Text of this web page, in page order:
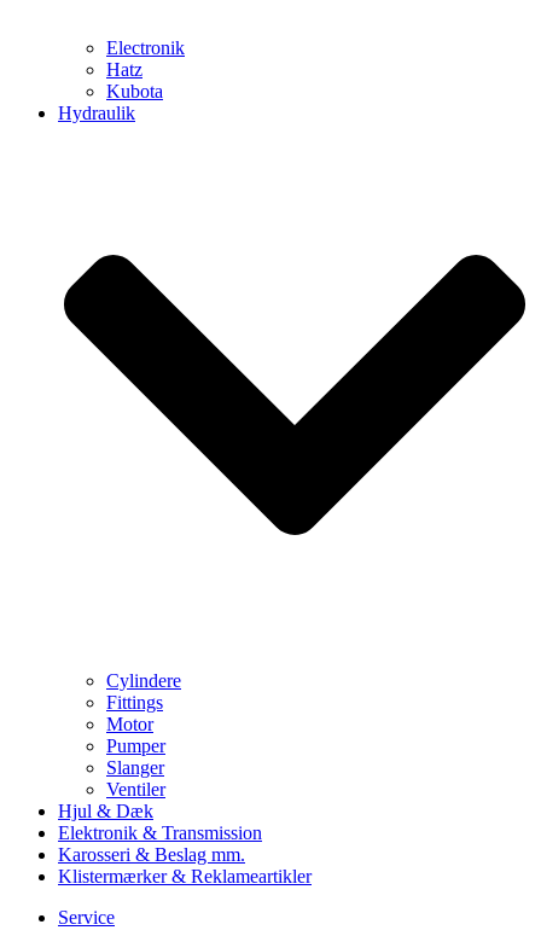
Electronik
Hatz
Kubota
Hydraulik
Cylindere
Fittings
Motor
Pumper
Slanger
Ventiler
Hjul & Dæk
Elektronik & Transmission
Karosseri & Beslag mm.
Klistermærker & Reklameartikler
Service